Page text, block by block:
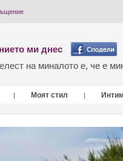
ми днес
на миналото е, че е
| Моят стил |